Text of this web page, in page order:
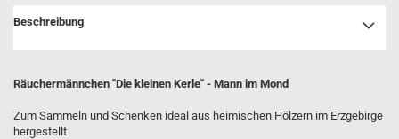
Beschreibung
Räuchermännchen "Die kleinen Kerle" - Mann im Mond
Zum Sammeln und Schenken ideal aus heimischen Hölzern im Erzgebirge
hergestellt